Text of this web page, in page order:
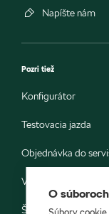
Napíšte nám
Pozri tiež
Konfigurátor
Testovacia jazda
Objednávka do
Vozidlá ihneď k
Škoda E-shop
O